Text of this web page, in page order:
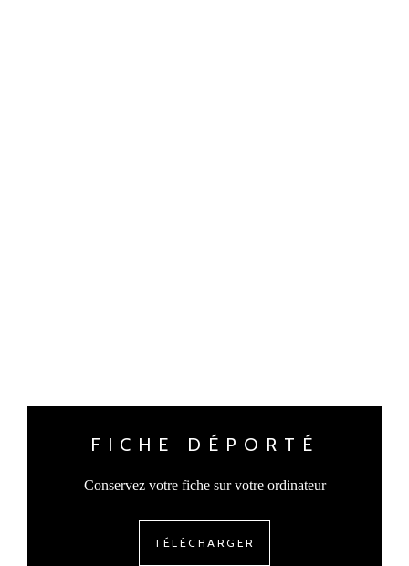
FICHE DÉPORTÉ
Conservez votre fiche sur votre ordinateur
TÉLÉCHARGER